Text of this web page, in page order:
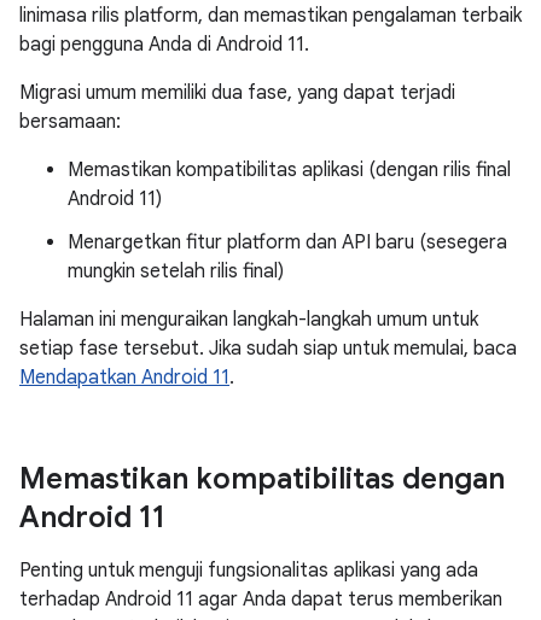
linimasa rilis platform, dan memastikan pengalaman terbaik
bagi pengguna Anda di Android 11.
Migrasi umum memiliki dua fase, yang dapat terjadi
bersamaan:
Memastikan kompatibilitas aplikasi (dengan rilis final
Android 11)
Menargetkan fitur platform dan API baru (sesegera
mungkin setelah rilis final)
Halaman ini menguraikan langkah-langkah umum untuk
setiap fase tersebut. Jika sudah siap untuk memulai, baca
Mendapatkan Android 11.
Memastikan kompatibilitas dengan
Android 11
Penting untuk menguji fungsionalitas aplikasi yang ada
terhadap Android 11 agar Anda dapat terus memberikan